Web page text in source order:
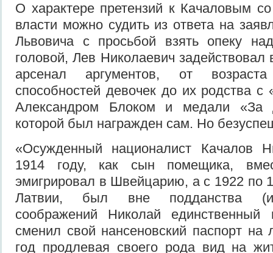
О характере претензий к Качаловым
власти можно судить из ответа на
Львовича с просьбой взять опеку
головой, Лев Николаевич задействовал
арсенал аргументов, от
способностей девочек до их родства с
Александром Блоком и медали «За
которой был награжден сам. Но
«Осужденный националист Качалов
1914 году, как сын помещика,
эмигрировал в Швейцарию, а с 1922 по
Латвии, был вне подданства (из
соображений Николай
сменил свой нансеновский паспорт на
год продлевая своего рода вид на